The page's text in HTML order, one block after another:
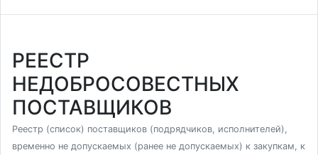
РЕЕСТР
НЕДОБРОСОВЕСТНЫХ
ПОСТАВЩИКОВ
Реестр (список) поставщиков (подрядчиков, исполнителей),
временно не допускаемых (ранее не допускаемых) к закупкам, к